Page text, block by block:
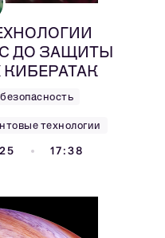
ДО ЗАЩИТЫ
технологии
17:38